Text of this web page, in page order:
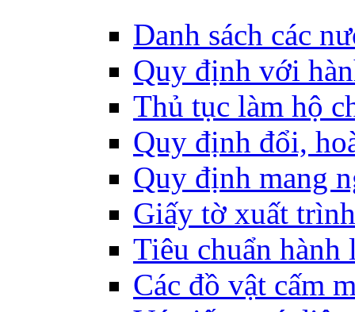
Danh sách các
Quy định với
Thủ tục làm hộ
Quy định đổi,
Quy định mang
Giấy tờ xuất
Tiêu chuẩn
Các đồ vật cấm